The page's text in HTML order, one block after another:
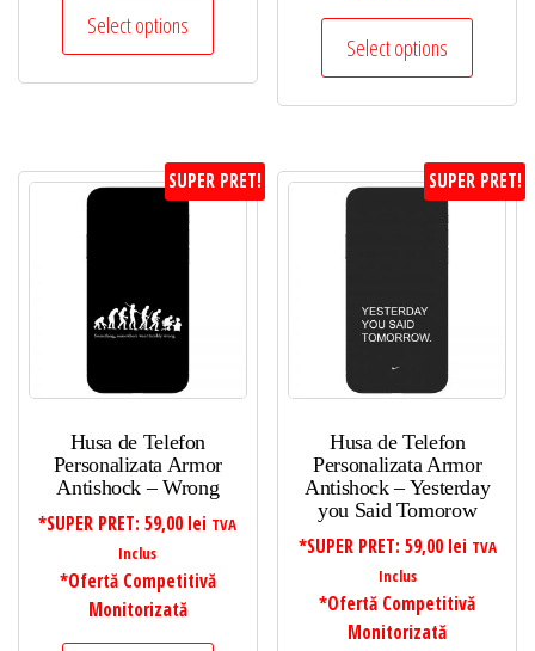
Select options
Select options
SUPER PRET!
Husa de Telefon
Personalizata Armor
Antishock – Wrong
*SUPER PRET:59,00 lei TVA
Inclus
*Ofertă Competitivă
Monitorizată
SUPER PRET!
Husa de Telefon
Personalizata Armor
Antishock – Yesterday
you Said Tomorow
*SUPER PRET: 59,00 lei TVA
Inclus
*Ofertă Competitivă
Monitorizată